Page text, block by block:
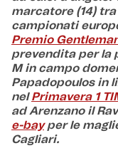
marcatore (14)
campionati
Premio
prevendita per la
M in campo
Papadopoulos in
nelPrimavera 1
ad Arenzano il
e-bayper le
Cagliari.